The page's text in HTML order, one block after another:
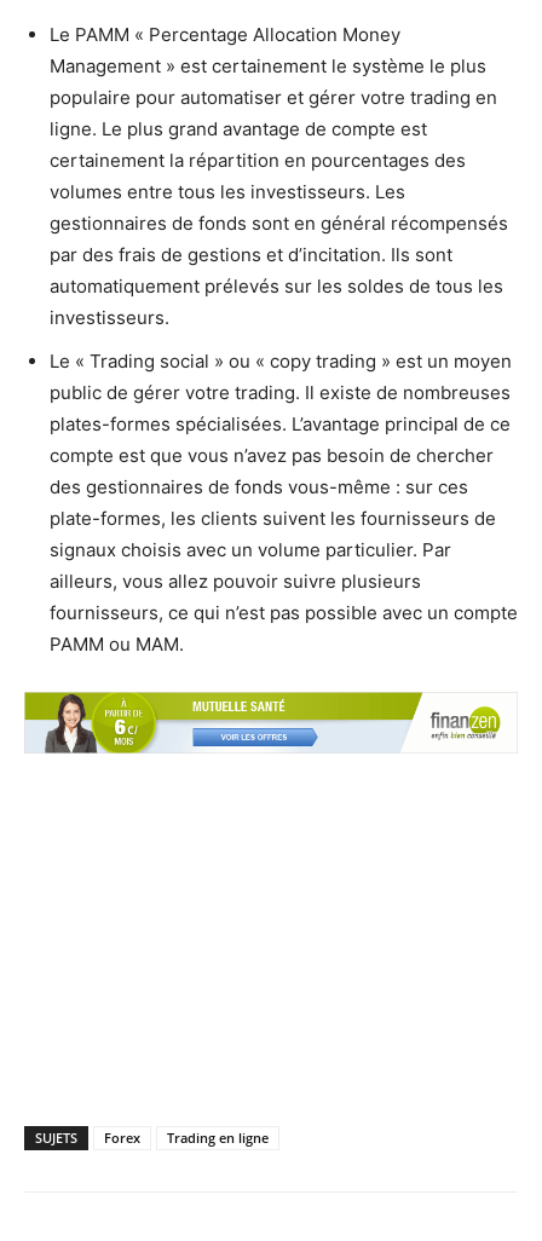
Le PAMM « Percentage Allocation Money
Management » est certainement le système le plus
populaire pour automatiser et gérer votre trading en
ligne. Le plus grand avantage de compte est
certainement la répartition en pourcentages des
volumes entre tous les investisseurs. Les
gestionnaires de fonds sont en général récompensés
par des frais de gestions et d’incitation. Ils sont
automatiquement prélevés sur les soldes de tous les
investisseurs.
Le « Trading social » ou « copy trading » est un moyen
public de gérer votre trading. Il existe de nombreuses
plates-formes spécialisées. L’avantage principal de ce
compte est que vous n’avez pas besoin de chercher
des gestionnaires de fonds vous-même : sur ces
plate-formes, les clients suivent les fournisseurs de
signaux choisis avec un volume particulier. Par
ailleurs, vous allez pouvoir suivre plusieurs
fournisseurs, ce qui n’est pas possible avec un compte
PAMM ou MAM.
SUJETS Forex Trading en ligne